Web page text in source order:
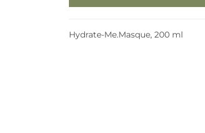
Hydrate-Me.Masque, 200 ml